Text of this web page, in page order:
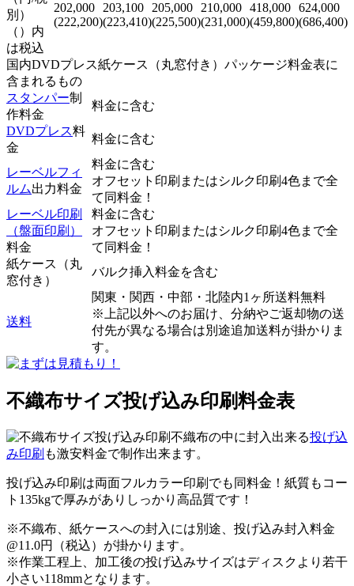
別）
（）内
は税込
202,000
(222,200)
203,100
(223,410)
205,000
(225,500)
210,000
(231,000)
418,000
(459,800)
624,000
(686,400)
国内DVDプレス紙ケース（丸窓付き）パッケージ料金表に
含まれるもの
スタンパー制
作料金
料金に含む
DVDプレス料
金
料金に含む
レーベルフィ
ルム出力料金
料金に含む
オフセット印刷またはシルク印刷4色まで全
て同料金！
レーベル印刷
（盤面印刷）
料金
料金に含む
オフセット印刷またはシルク印刷4色まで全
て同料金！
紙ケース（丸
窓付き）
バルク挿入料金を含む
送料
関東・関西・中部・北陸内1ヶ所送料無料
※上記以外へのお届け、分納やご返却物の送
付先が異なる場合は別途追加送料が掛かりま
す。
不織布サイズ投げ込み印刷料金表
不織布の中に封入出来る投げ込
み印刷 も激安料金で制作出来ます。
投げ込み印刷は両面フルカラー印刷でも同料金！紙質もコー
ト135kgで厚みがありしっかり高品質です！
※不織布、紙ケースへの封入には別途、投げ込み封入料金
@11.0円（税込）が掛かります。
※作業工程上、加工後の投げ込みサイズはディスクより若干
小さい118mmとなります。